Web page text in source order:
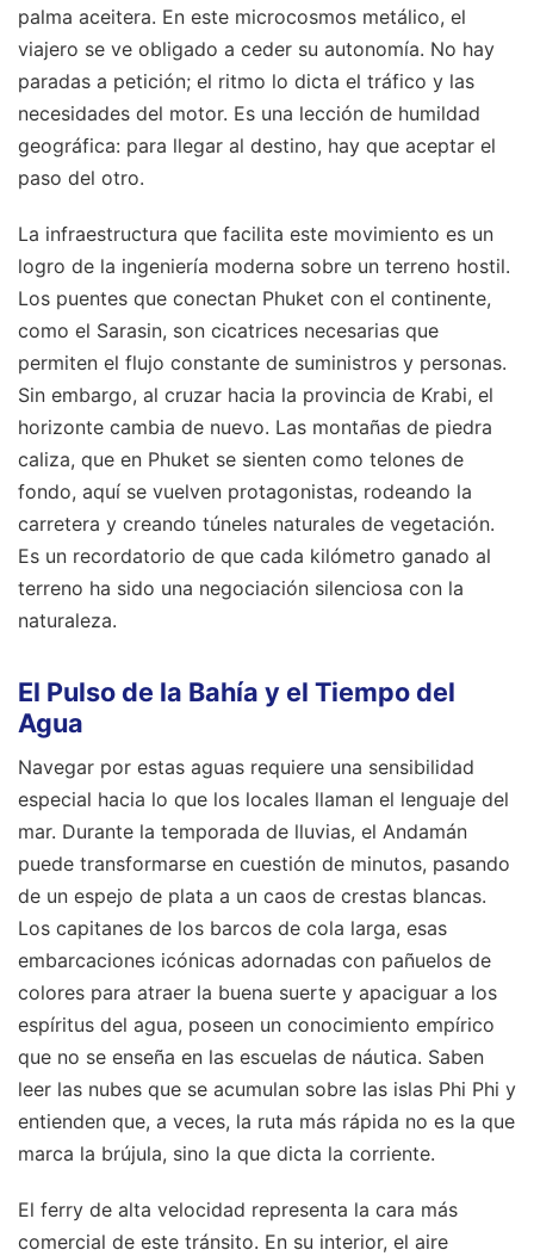
palma aceitera. En este microcosmos metálico, el
viajero se ve obligado a ceder su autonomía. No hay
paradas a petición; el ritmo lo dicta el tráfico y las
necesidades del motor. Es una lección de humildad
geográfica: para llegar al destino, hay que aceptar el
paso del otro.
La infraestructura que facilita este movimiento es un
logro de la ingeniería moderna sobre un terreno hostil.
Los puentes que conectan Phuket con el continente,
como el Sarasin, son cicatrices necesarias que
permiten el flujo constante de suministros y personas.
Sin embargo, al cruzar hacia la provincia de Krabi, el
horizonte cambia de nuevo. Las montañas de piedra
caliza, que en Phuket se sienten como telones de
fondo, aquí se vuelven protagonistas, rodeando la
carretera y creando túneles naturales de vegetación.
Es un recordatorio de que cada kilómetro ganado al
terreno ha sido una negociación silenciosa con la
naturaleza.
El Pulso de la Bahía y el Tiempo del
Agua
Navegar por estas aguas requiere una sensibilidad
especial hacia lo que los locales llaman el lenguaje del
mar. Durante la temporada de lluvias, el Andamán
puede transformarse en cuestión de minutos, pasando
de un espejo de plata a un caos de crestas blancas.
Los capitanes de los barcos de cola larga, esas
embarcaciones icónicas adornadas con pañuelos de
colores para atraer la buena suerte y apaciguar a los
espíritus del agua, poseen un conocimiento empírico
que no se enseña en las escuelas de náutica. Saben
leer las nubes que se acumulan sobre las islas Phi Phi y
entienden que, a veces, la ruta más rápida no es la que
marca la brújula, sino la que dicta la corriente.
El ferry de alta velocidad representa la cara más
comercial de este tránsito. En su interior, el aire